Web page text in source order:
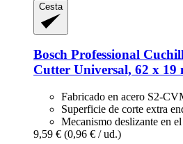
Cesta
Bosch Professional
Cutter Universal, 62 x 19
Fabricado en acero S2-
Superficie de corte extra
Mecanismo deslizante en
9,59 € (0,96 € / ud.)